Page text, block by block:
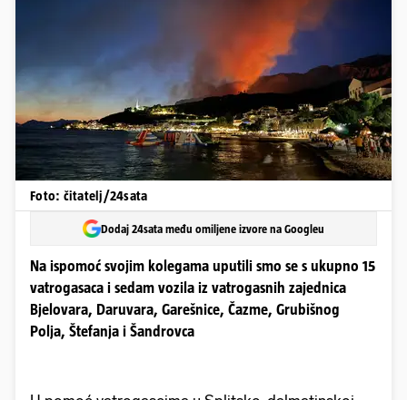
Foto: čitatelj/24sata
Dodaj 24sata među omiljene izvore na Googleu
Na ispomoć svojim kolegama uputili smo se s ukupno 15
vatrogasaca i sedam vozila iz vatrogasnih zajednica
Bjelovara, Daruvara, Garešnice, Čazme, Grubišnog
Polja, Štefanja i Šandrovca